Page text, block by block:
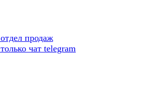
отдел продаж
только чат telegram